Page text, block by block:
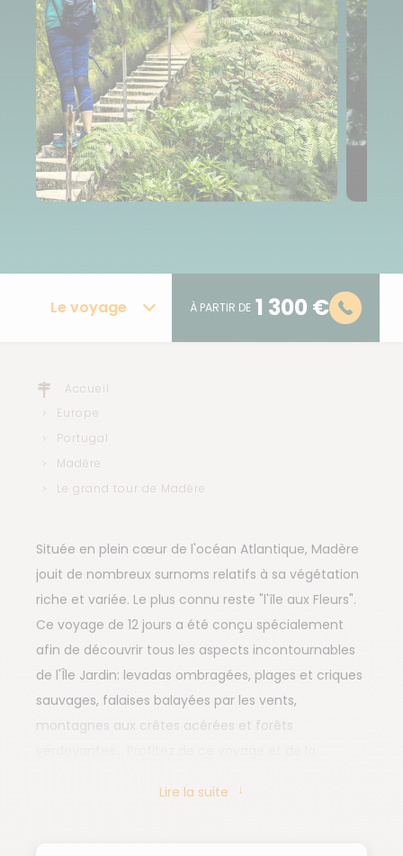
Le voyage À PARTIR DE 1 300 €
Accueil
Europe
Portugal
Madère
Le grand tour de Madère
Située en plein cœur de l'océan Atlantique, Madère
jouit de nombreux surnoms relatifs à sa végétation
riche et variée. Le plus connu reste "l'île aux Fleurs".
Ce voyage de 12 jours a été conçu spécialement
afin de découvrir tous les aspects incontournables
de l'Île Jardin: levadas ombragées, plages et criques
sauvages, falaises balayées par les vents,
montagnes aux crêtes acérées et forêts
voyage 100% liberté en transfert privé.
Lire la suite